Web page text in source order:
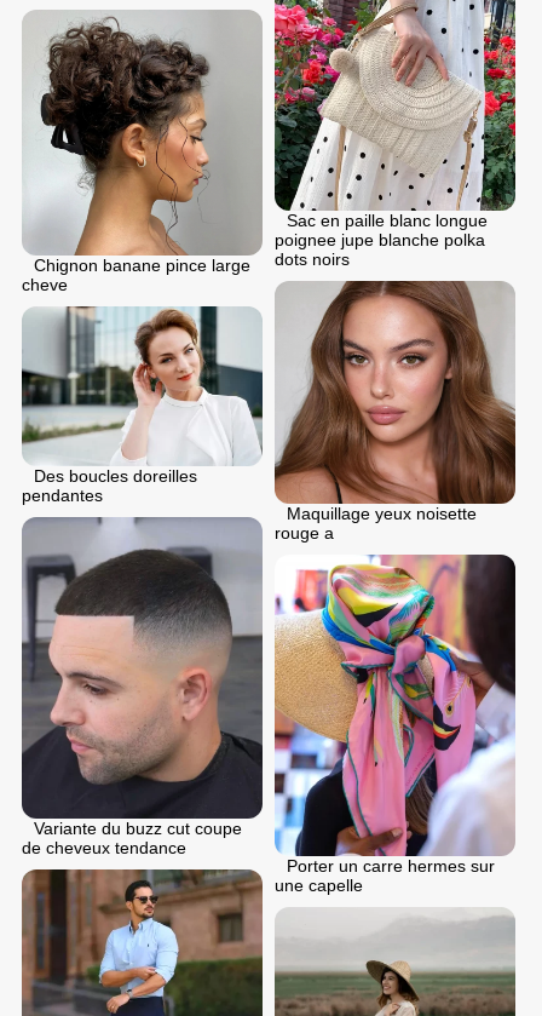
Sac en paille blanc longue
poignee jupe blanche polka
dots noirs
Chignon banane pince large
cheve
Maquillage yeux noisette
rouge a
Des boucles doreilles
pendantes
Variante du buzz cut coupe
de cheveux tendance
Porter un carre hermes sur
une capelle